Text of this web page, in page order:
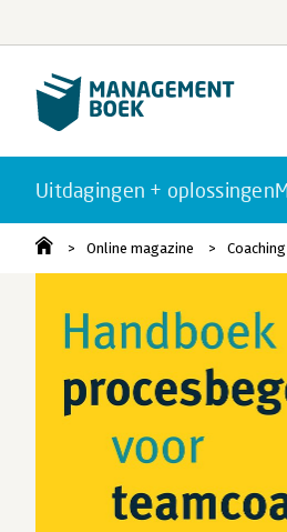
Uitdagingen + oplossingen
Online magazine